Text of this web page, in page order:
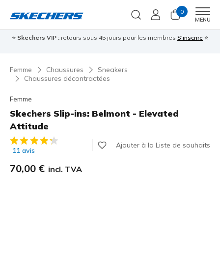
0
MENU
⭐ Skechers VIP : retours sous 45 jours pour les membres S'inscrire ⭐
Femme Chaussures
Sneakers
Chaussures décontractées
Femme
Skechers Slip-ins: Belmont - Elevated
Attitude
Évaluation client 3,9 sur 5
11 avis
Ajouter à la Liste de souhaits
70,00 € incl. TVA